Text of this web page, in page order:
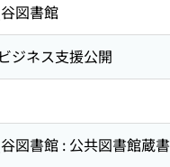
図書館
ジネス支援公開
図書館 : 公共図書館蔵書